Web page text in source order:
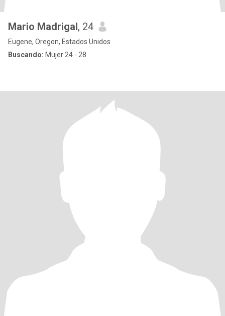
Mario Madrigal, 24
Eugene, Oregon, Estados Unidos
Buscando: Mujer 24 - 28